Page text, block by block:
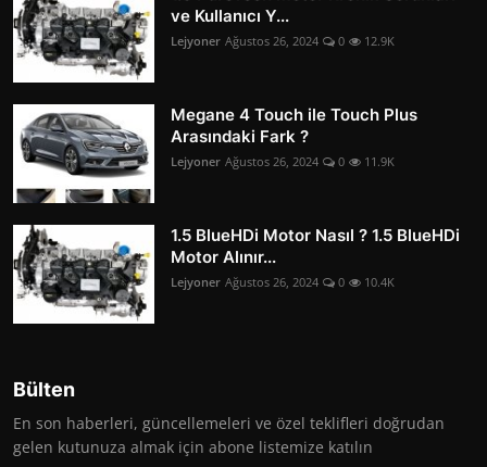
ve Kullanıcı Y...
Lejyoner Ağustos 26, 2024 0 12.9K
Megane 4 Touch ile Touch Plus
Arasındaki Fark ?
Lejyoner Ağustos 26, 2024 0 11.9K
1.5 BlueHDi Motor Nasıl ? 1.5 BlueHDi
Motor Alınır...
Lejyoner Ağustos 26, 2024 0 10.4K
Bülten
En son haberleri, güncellemeleri ve özel teklifleri doğrudan
gelen kutunuza almak için abone listemize katılın